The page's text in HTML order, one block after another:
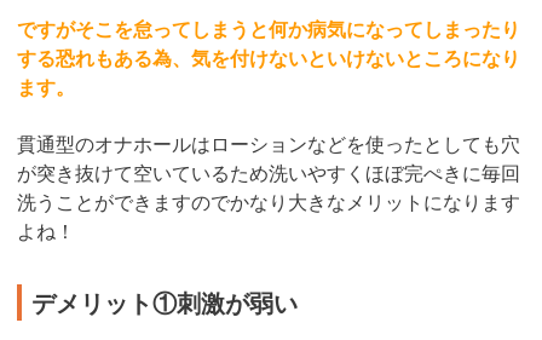
ですがそこを怠ってしまうと何か病気になってしまったり
する恐れもある為、気を付けないといけないところになり
ます。
貫通型のオナホールはローションなどを使ったとしても穴
が突き抜けて空いているため洗いやすくほぼ完ぺきに毎回
洗うことができますのでかなり大きなメリットになります
よね！
デメリット①刺激が弱い